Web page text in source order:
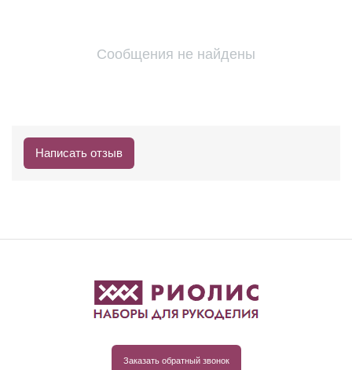
Сообщения не найдены
Написать отзыв
Заказать обратный звонок